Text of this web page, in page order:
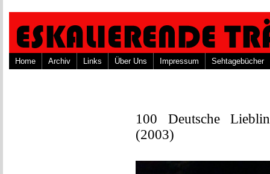
Home Archiv Links Über Uns Impressum Sehtagebücher
100 Deutsche
(2003)